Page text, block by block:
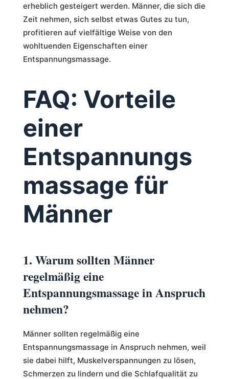
erheblich gesteigert werden. Männer, die sich die
Zeit nehmen, sich selbst etwas Gutes zu tun,
profitieren auf vielfältige Weise von den
wohltuenden Eigenschaften einer
Entspannungsmassage.
FAQ: Vorteile
einer
Entspannungs
massage für
Männer
1. Warum sollten Männer
regelmäßig eine
Entspannungsmassage in Anspruch
nehmen?
Männer sollten regelmäßig eine
Entspannungsmassage in Anspruch nehmen, weil
sie dabei hilft, Muskelverspannungen zu lösen,
Schmerzen zu lindern und die Schlafqualität zu